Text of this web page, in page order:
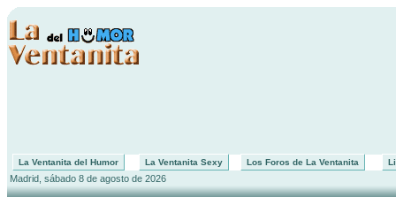
La Ventanita del Humor La Ventanita Sexy Los Foros de La Ventanita
Madrid, sábado 8 de agosto de 2026